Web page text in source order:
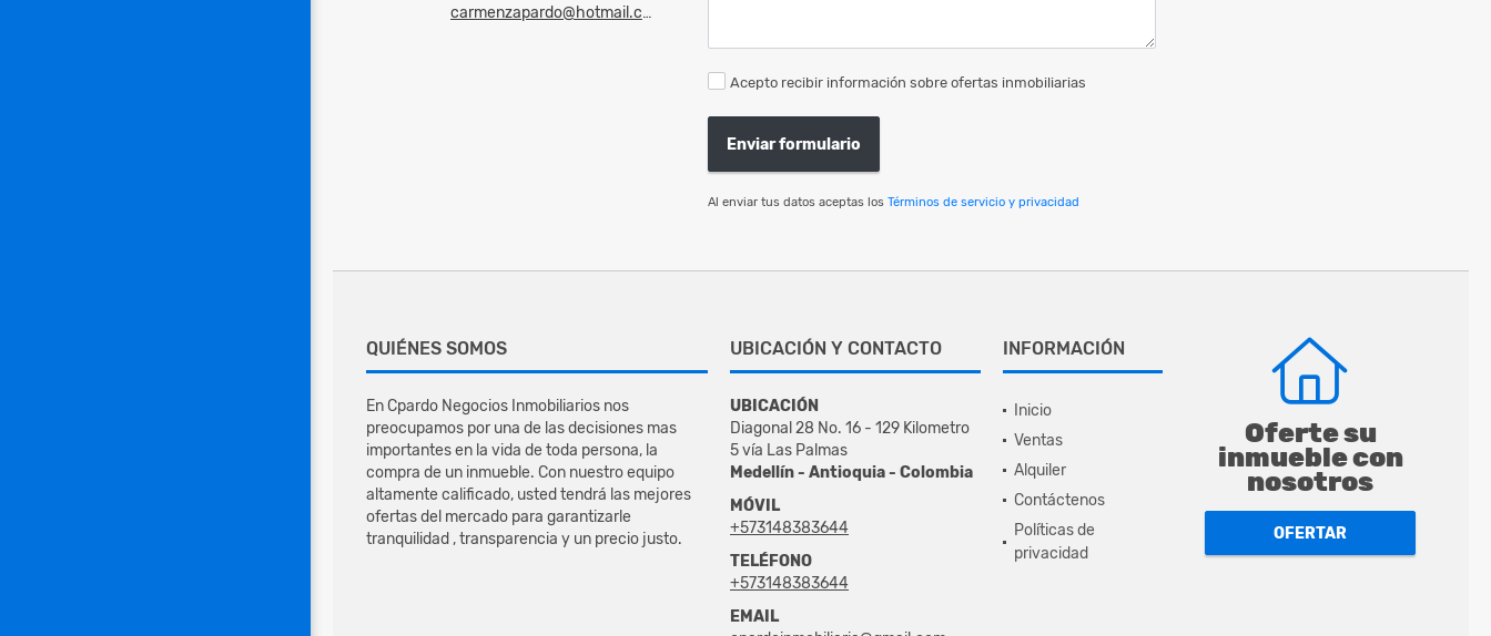
carmenzapardo@hotmail.com
Acepto recibir información sobre ofertas inmobiliarias
Enviar formulario
Al enviar tus datos aceptas los Términos de servicio y privacidad
QUIÉNES SOMOS
En Cpardo Negocios Inmobiliarios nos
preocupamos por una de las decisiones mas
importantes en la vida de toda persona, la
compra de un inmueble. Con nuestro equipo
altamente calificado, usted tendrá las mejores
ofertas del mercado para garantizarle
tranquilidad , transparencia y un precio justo.
UBICACIÓN Y CONTACTO
UBICACIÓN
Diagonal 28 No. 16 - 129 Kilometro
5 vía Las Palmas
Medellín - Antioquia - Colombia
MÓVIL
+573148383644
TELÉFONO
+573148383644
EMAIL
INFORMACIÓN
Inicio
Ventas
Alquiler
Contáctenos
Políticas de
privacidad
Oferte su
inmueble con
nosotros
OFERTAR